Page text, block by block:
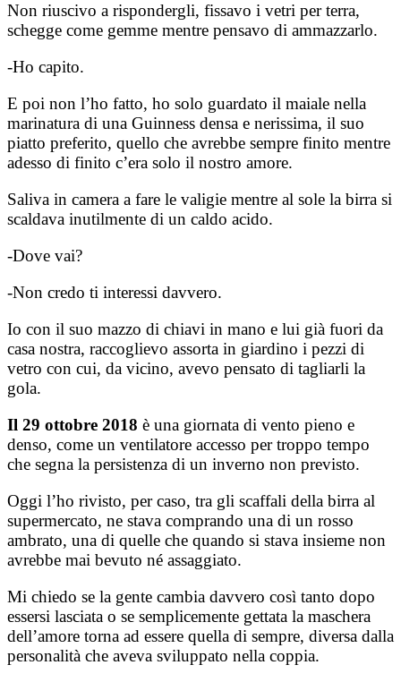
Non riuscivo a rispondergli, fissavo i vetri per terra,
schegge come gemme mentre pensavo di ammazzarlo.
-Ho capito.
E poi non l’ho fatto, ho solo guardato il maiale nella
marinatura di una Guinness densa e nerissima, il suo
piatto preferito, quello che avrebbe sempre finito mentre
adesso di finito c’era solo il nostro amore.
Saliva in camera a fare le valigie mentre al sole la birra si
scaldava inutilmente di un caldo acido.
-Dove vai?
-Non credo ti interessi davvero.
Io con il suo mazzo di chiavi in mano e lui già fuori da
casa nostra, raccoglievo assorta in giardino i pezzi di
vetro con cui, da vicino, avevo pensato di tagliarli la
gola.
Il 29 ottobre 2018 è una giornata di vento pieno e
denso, come un ventilatore accesso per troppo tempo
che segna la persistenza di un inverno non previsto.
Oggi l’ho rivisto, per caso, tra gli scaffali della birra al
supermercato, ne stava comprando una di un rosso
ambrato, una di quelle che quando si stava insieme non
avrebbe mai bevuto né assaggiato.
Mi chiedo se la gente cambia davvero così tanto dopo
essersi lasciata o se semplicemente gettata la maschera
dell’amore torna ad essere quella di sempre, diversa dalla
personalità che aveva sviluppato nella coppia.